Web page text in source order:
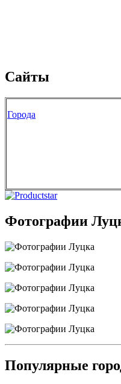
Сайты
Города
Фотографии
Популярные